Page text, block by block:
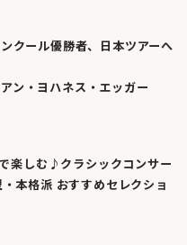
クール優勝者、日本ツアーへ
ン・ヨハネス・エッガー
楽しむ♪クラシックコンサー
本格派 おすすめセレクショ